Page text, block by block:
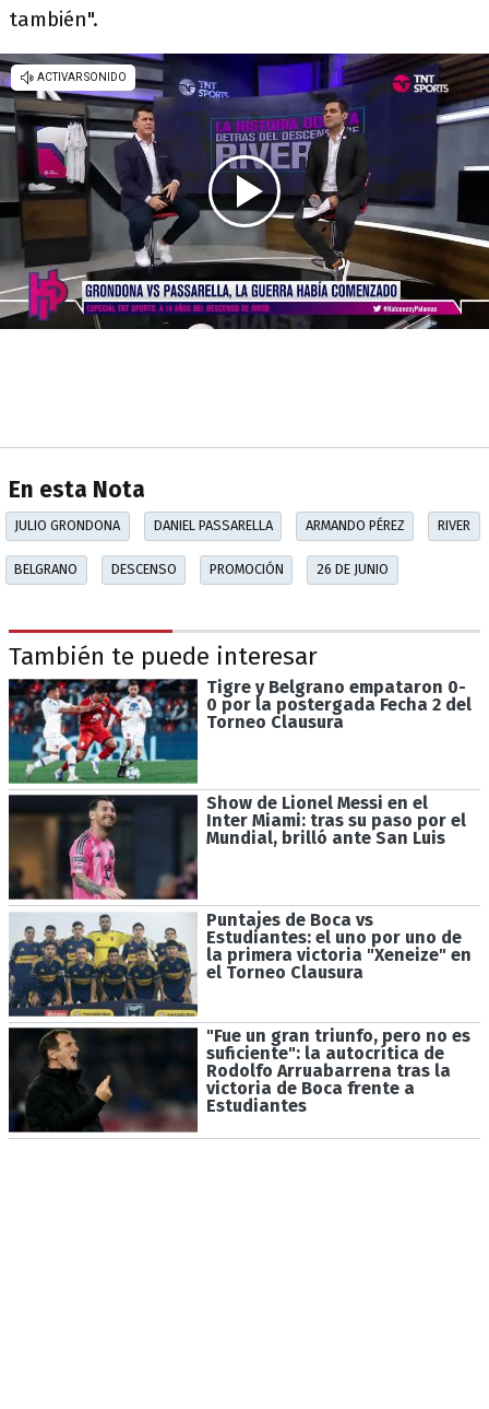
también".
En esta Nota
JULIO GRONDONA DANIEL PASSARELLA ARMANDO PÉREZ RIVER
BELGRANO DESCENSO PROMOCIÓN 26 DE JUNIO
También te puede interesar
Tigre y Belgrano empataron 0-
0 por la postergada Fecha 2 del
Torneo Clausura
Show de Lionel Messi en el
Inter Miami: tras su paso por el
Mundial, brilló ante San Luis
Puntajes de Boca vs
Estudiantes: el uno por uno de
la primera victoria "Xeneize" en
el Torneo Clausura
"Fue un gran triunfo, pero no es
suficiente": la autocrítica de
Rodolfo Arruabarrena tras la
victoria de Boca frente a
Estudiantes